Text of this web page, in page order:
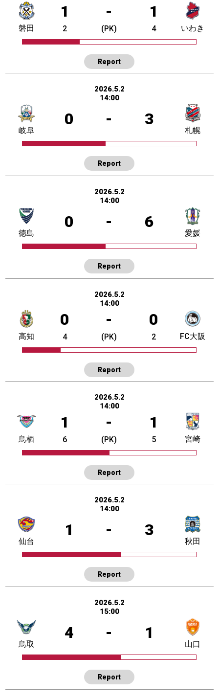
1 - 1
磐田 2 (PK) 4 いわき
Report
2026.5.2
14:00
0 - 3
岐阜 札幌
Report
2026.5.2
14:00
0 - 6
徳島 愛媛
Report
2026.5.2
14:00
0 - 0
高知 4 (PK) 2 FC大阪
Report
2026.5.2
14:00
1 - 1
鳥栖 6 (PK) 5 宮崎
Report
2026.5.2
14:00
1 - 3
仙台 秋田
Report
2026.5.2
15:00
4 - 1
鳥取 山口
Report